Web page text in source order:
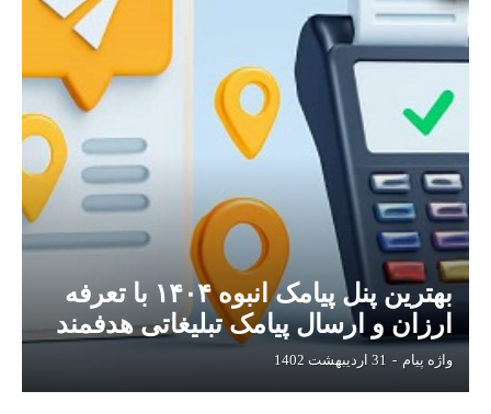
بهترین پنل پیامک انبوه ۱۴۰۴ با تعرفه
ارزان و ارسال پیامک تبلیغاتی هدفمند
واژه پیام - 31 اردیبهشت 1402